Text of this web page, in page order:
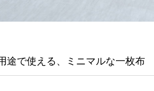
途で使える、ミニマルな一枚布